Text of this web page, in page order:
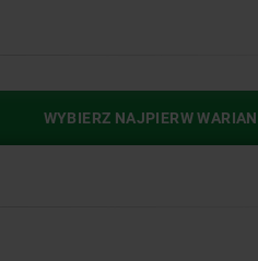
WYBIERZ NAJPIERW